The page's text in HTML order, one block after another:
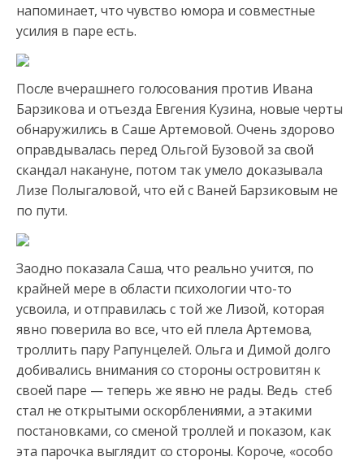
напоминает, что чувство юмора и совместные
усилия в паре есть.
После вчерашнего голосования против Ивана
Барзикова и отъезда Евгения Кузина, новые черты
обнаружились в Саше Артемовой. Очень здорово
оправдывалась перед Ольгой Бузовой за свой
скандал накануне, потом так умело доказывала
Лизе Полыгаловой, что ей с Ваней Барзиковым не
по пути.
Заодно показала Саша, что реально учится, по
крайней мере в области психологии что-то
усвоила, и отправилась с той же Лизой, которая
явно поверила во все, что ей плела Артемова,
троллить пару Рапунцелей. Ольга и Димой долго
добивались внимания со стороны островитян к
своей паре — теперь же явно не рады. Ведь стеб
стал не открытыми оскорблениями, а этакими
постановками, со сменой троллей и показом, как
эта парочка выглядит со стороны. Короче, «особо